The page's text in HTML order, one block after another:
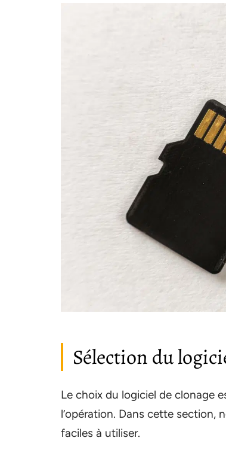
Sélection du
Le choix du logiciel de clonage
l’opération. Dans cette section,
faciles à utiliser.